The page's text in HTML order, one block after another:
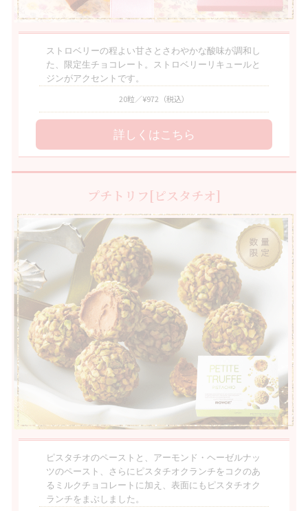
ストロベリーの程よい甘さとさわやかな酸味が調和し
た、限定生チョコレート。ストロベリーリキュールと
ジンがアクセントです。
20粒／¥972 （税込）
詳しくはこちら
プチトリフ[ピスタチオ]
ピスタチオのペーストと、アーモンド・ヘーゼルナッ
ツのペースト、さらにピスタチオクランチをコクのあ
るミルクチョコレートに加え、表面にもピスタチオク
ランチをまぶしました。